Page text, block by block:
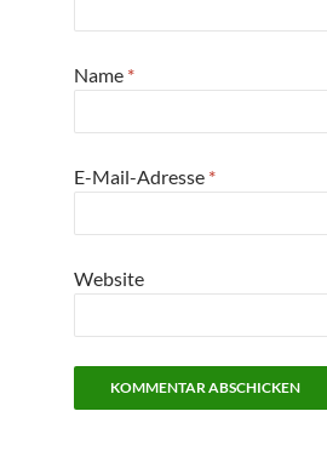
Name *
E-Mail-Adresse *
Website